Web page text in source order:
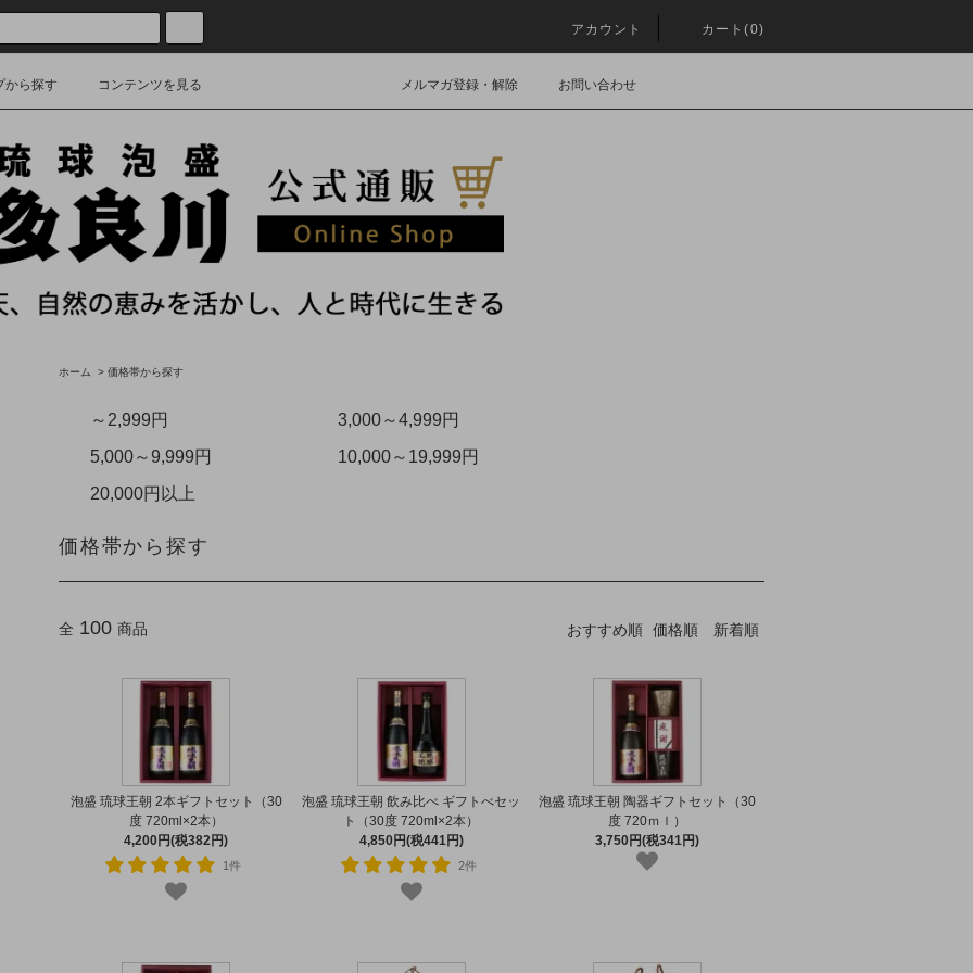
アカウント カート(0)
から探す コンテンツを見る メルマガ登録・解除 お問い合わせ
ホーム > 価格帯から探す
～2,999円
3,000～4,999円
5,000～9,999円
10,000～19,999円
20,000円以上
価格帯から探す
全 100 商品 おすすめ順 価格順 新着順
泡盛 琉球王朝 2本ギフトセット（30
度 720ml×2本）
4,200円(税382円)
1件
泡盛 琉球王朝 飲み比べ ギフトべセッ
ト（30度 720ml×2本）
4,850円(税441円)
2件
泡盛 琉球王朝 陶器ギフトセット（30
度 720ｍｌ）
3,750円(税341円)